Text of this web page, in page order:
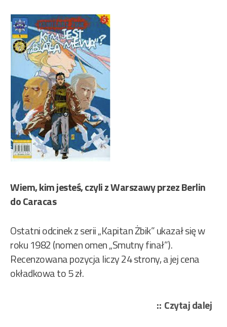
Wiem, kim jesteś, czyli z Warszawy przez Berlin
do Caracas
Ostatni odcinek z serii „Kapitan Żbik” ukazał się w
roku 1982 (nomen omen „Smutny finał”).
Recenzowana pozycja liczy 24 strony, a jej cena
okładkowa to 5 zł.
Czytaj dalej